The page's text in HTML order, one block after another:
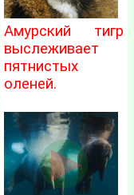
Амурский тигр
выслеживает
пятнистых
оленей.